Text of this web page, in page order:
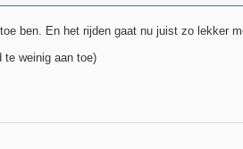
ben. En het rijden gaat nu juist zo lekker
te weinig aan toe)